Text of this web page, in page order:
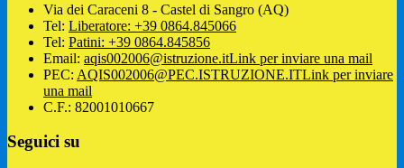
Via dei Caraceni 8 - Castel di Sangro (AQ)
Tel: Liberatore: +39 0864.845066
Tel: Patini: +39 0864.845856
Email: aqis002006@istruzione.itLink per inviare una mail
PEC: AQIS002006@PEC.ISTRUZIONE.ITLink per inviare
una mail
C.F.: 82001010667
Seguici su